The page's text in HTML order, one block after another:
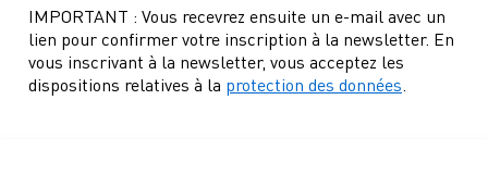
IMPORTANT : Vous recevrez ensuite un e-mail avec un
lien pour confirmer votre inscription à la newsletter. En
vous inscrivant à la newsletter, vous acceptez les
dispositions relatives à la protection des données.